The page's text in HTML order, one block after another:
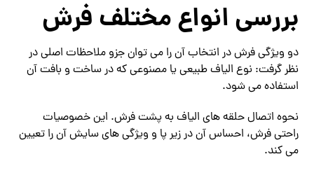
بررسی انواع مختلف فرش
دو ویژگی فرش در انتخاب آن را می توان جزو ملاحظات اصلی در
نظر گرفت: نوع الیاف طبیعی یا مصنوعی که در ساخت و بافت آن
استفاده می شود.
نحوه اتصال حلقه های الیاف به پشت فرش. این خصوصیات
راحتی فرش، احساس آن در زیر پا و ویژگی های سایش آن را تعیین
می کند.